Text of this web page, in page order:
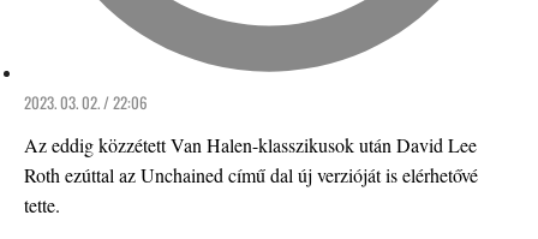
2023. 03. 02. / 22:06
Az eddig közzétett Van Halen-klasszikusok után David Lee
Roth ezúttal az Unchained című dal új verzióját is elérhetővé
tette.